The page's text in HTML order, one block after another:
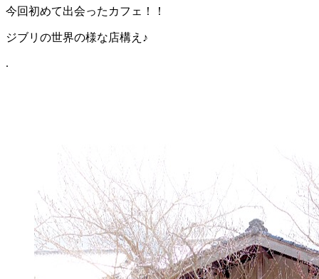
今回初めて出会ったカフェ！！
ジブリの世界の様な店構え♪
.